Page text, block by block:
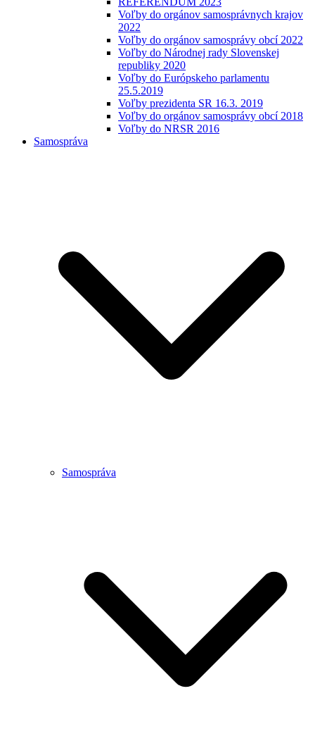
Voľby do orgánov samosprávnych krajov
2022
Voľby do orgánov samosprávy obcí 2022
Voľby do Národnej rady Slovenskej
republiky 2020
Voľby do Európskeho parlamentu
25.5.2019
Voľby prezidenta SR 16.3. 2019
Voľby do orgánov samosprávy obcí 2018
Voľby do NRSR 2016
Samospráva
Samospráva